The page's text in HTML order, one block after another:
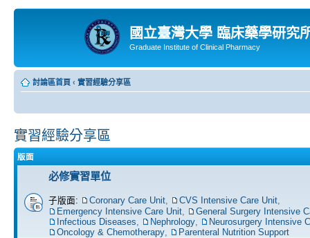
國立臺灣大學 臨床藥學研究
Graduate Institute of Clinical Pharmacy
討論區首頁 ‹ 實習經驗分享區
實習經驗分享區
版面
必修實習單位
子版面: Coronary Care Unit CVS Intensive Care Unit
Emergency Intensive Care Unit
General Surgery Intensive
Infectious Diseases
Nephrology
Neurosurgery Intensive
Oncology & Chemotherapy
Parenteral Nutrition Support